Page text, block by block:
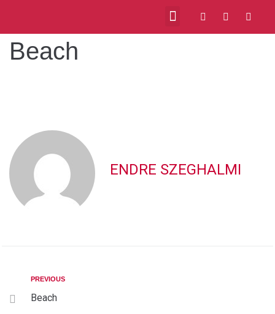
Beach
ENDRE SZEGHALMI
PREVIOUS
Beach